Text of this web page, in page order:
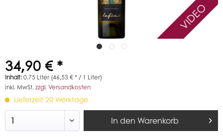
VIDEO
34,90 € *
Inhalt:0.75 Liter (46,53 € * / 1 Liter)
inkl. MwSt. zzgl. Versandkosten
Lieferzeit 20 Werktage
In den Warenkorb